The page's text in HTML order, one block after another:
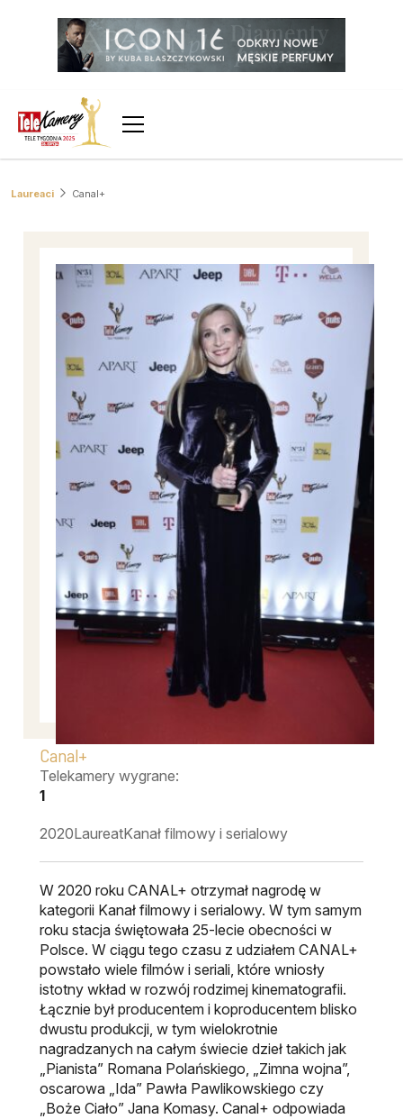
Laureaci Canal+
Canal+
Telekamery wygrane:
1
2020LaureatKanał filmowy i serialowy
W 2020 roku CANAL+ otrzymał nagrodę w
kategorii Kanał filmowy i serialowy. W tym samym
roku stacja świętowała 25-lecie obecności w
Polsce. W ciągu tego czasu z udziałem CANAL+
powstało wiele filmów i seriali, które wniosły
istotny wkład w rozwój rodzimej kinematografii.
Łącznie był producentem i koproducentem blisko
dwustu produkcji, w tym wielokrotnie
nagradzanych na całym świecie dzieł takich jak
„Pianista” Romana Polańskiego, „Zimna wojna”,
oscarowa „Ida” Pawła Pawlikowskiego czy
„Boże Ciało” Jana Komasy. Canal+ odpowiada